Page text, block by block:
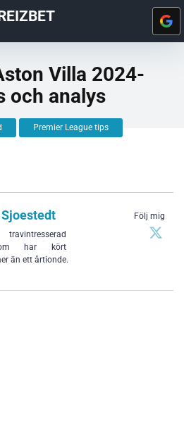
Villa 2024-
och analys
Premier League tips
Följ mig
har kört
än ett årtionde.